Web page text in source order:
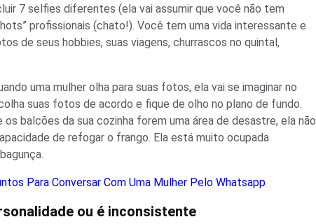
7 selfies diferentes (ela vai assumir que você não tem
profissionais (chato!). Você tem uma vida interessante e
de seus hobbies, suas viagens, churrascos no quintal,
uma mulher olha para suas fotos, ela vai se imaginar no
suas fotos de acordo e fique de olho no plano de fundo.
balcões da sua cozinha forem uma área de desastre, ela não
de refogar o frango. Ela está muito ocupada
Para Conversar Com Uma Mulher Pelo Whatsapp
ou é inconsistente